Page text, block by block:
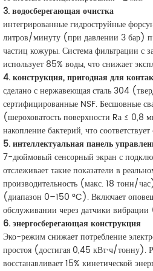
3. водосберегающая очистка
интегрированные гидроструйные
литров/минуту (при давлении 3 бар)
частиц кожуры. Система фильтрации с
использует 85% воды, что снижает
4. конструкция, пригодная для
сделано снержавеющая сталь 304
сертифицированные NSF. Бесшовные
(шероховатость поверхности Rа ≤ 0,8
накопление бактерий, что
5. интеллектуальная панель
7-дюймовый сенсорный экран с
отслеживает такие показатели в
производительность (макс. 18 тонн/
(диапазон 0–150 °C). Включает
обслуживании через датчики вибрации
6. энергосберегающая конструкция
Эко-режим снижает потребление
простоя (достигая 0,45 кВт⋅ч/тонну).
восстанавливает 15% кинетической